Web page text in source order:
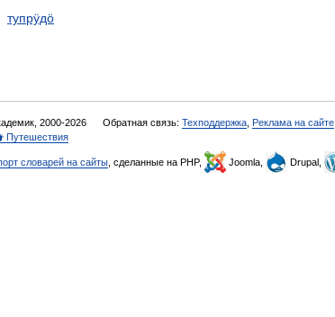
тупрӱдӧ
2000-2026 Обратная связь: Техподдержка Реклама на сайте
Путешествия
словарей на сайты , сделанные на PHP, Joomla, Drupal,